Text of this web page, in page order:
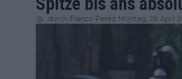
durch Franco Perez Montag, 28 April